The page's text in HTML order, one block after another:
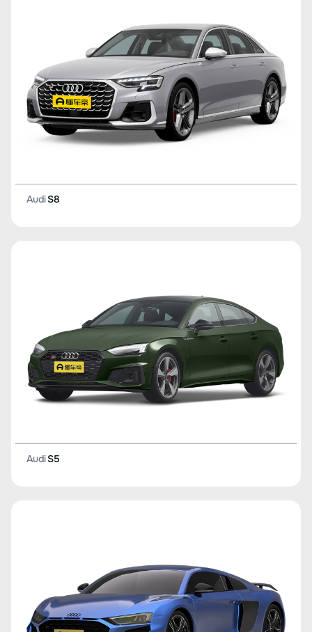
AudiS8
AudiS5